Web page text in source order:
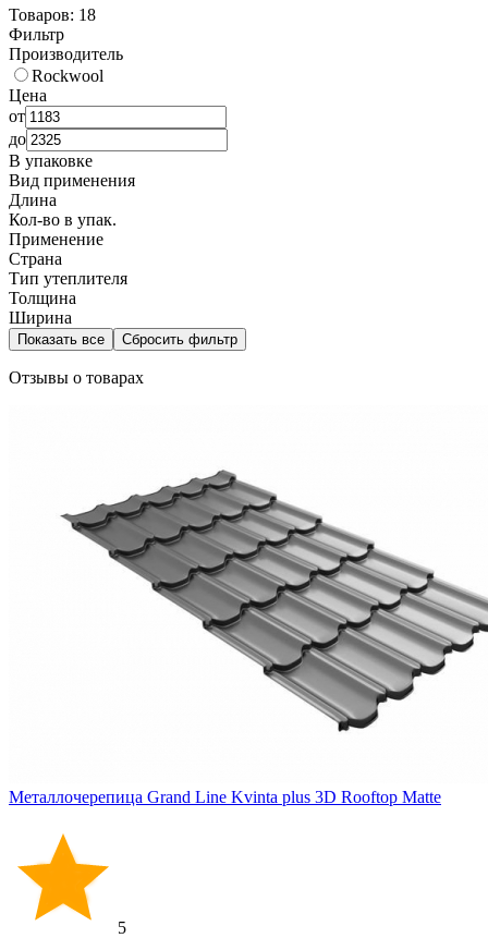
Товаров: 18
Фильтр
Производитель
Rockwool
Цена
от
до
В упаковке
Вид применения
Длина
Кол-во в упак.
Применение
Страна
Тип утеплителя
Толщина
Ширина
Показать все Сбросить фильтр
Отзывы о товарах
Металлочерепица Grand Line Kvinta plus 3D Rooftop Matte
5